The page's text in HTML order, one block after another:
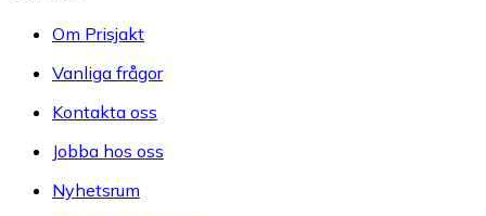
Om Prisjakt
Vanliga frågor
Kontakta oss
Jobba hos oss
Nyhetsrum